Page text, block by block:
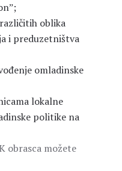
oblika
i preduzetništva
omladinske
lokalne
politike na
obrasca možete